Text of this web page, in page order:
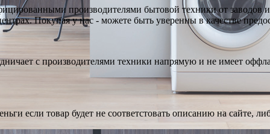
производителями бытовой техники от
Покупая у нас - можете быть уверенны в качестве
с производителями техники напрямую и не имеет
если товар будет не соответстовать описанию на сайте,